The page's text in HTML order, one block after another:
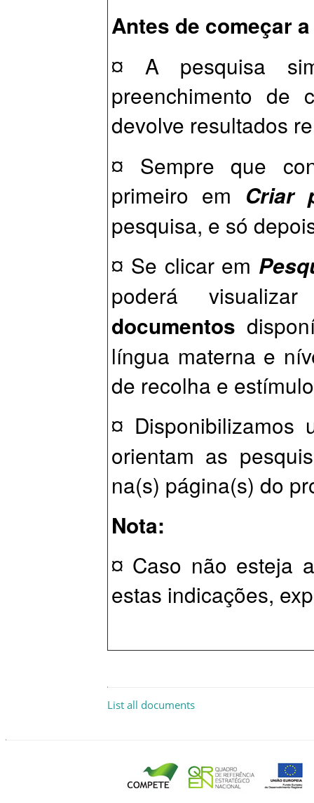
Antes de começar
¤ A pesquisa
preenchimento de
devolve resultados
¤ Sempre que
primeiro em Criar
pesquisa, e só
¤ Se clicar em
poderá
documentos
língua materna e
de recolha e
¤
orientam as
na(s) página(s) do
Nota:
¤ Caso não esteja
estas indicações,
List all documents